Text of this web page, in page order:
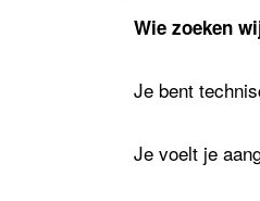
Wie zoeken
Je bent
Je voelt je